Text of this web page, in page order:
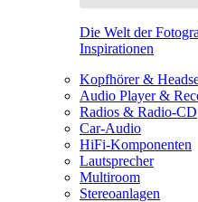
Die Welt der
Inspirationen
Kopfhörer &
Audio Player &
Radios & Radio-CD
Car-Audio
HiFi-Komponenten
Lautsprecher
Multiroom
Stereoanlagen